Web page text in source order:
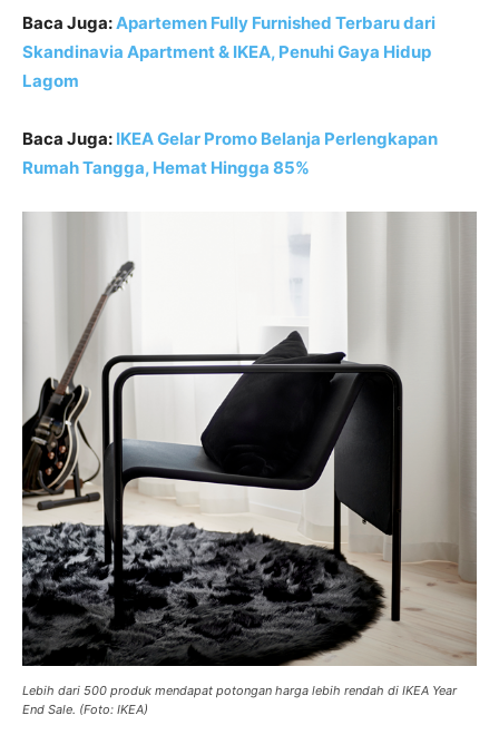
Baca Juga:Apartemen Fully Furnished Terbaru dari
Skandinavia Apartment & IKEA, Penuhi Gaya Hidup
Lagom
Baca Juga: IKEA Gelar Promo Belanja Perlengkapan
Rumah Tangga, Hemat Hingga 85%
Lebih dari 500 produk mendapat potongan harga lebih rendah di IKEA Year
End Sale. (Foto: IKEA)